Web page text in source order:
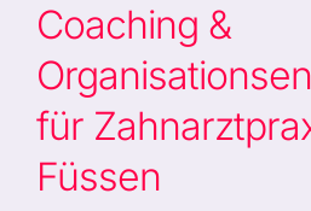
Coaching &
für
Füssen